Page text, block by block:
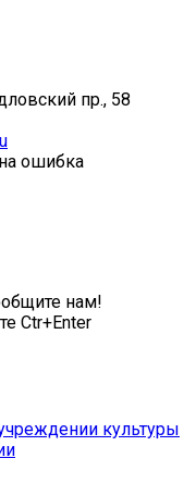
пр., 58
ошибка
нам!
Ctr+Enter
культуры